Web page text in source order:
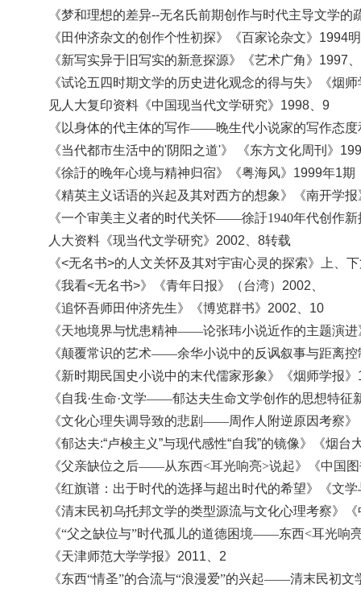
《梦和理想的差异--无名氏前期创作与时代主导文学的
《田仲济杂文的创作个性初探》
《百家论杂文》 1994
《新写实异于旧写实的新意探源》
《艺术广角》 1997
《试论五四时期文学的历史进化观念的得与失》《烟
见人大复印资料《中国现当代文学研究》 1998、9
《以身体的代主体的写作——晚生代小说家的写作态度
《当代都市生活中的'阴阳之道'》 《东方文化周刊》
《徐訏的晚年心境与精神归宿》《粤海风》 1999年1期
《精英主义话语的兴起及其对西方的想象》
《南开学报
《一个审美主义者的时代关怀——徐訏1940年代创作新
人大资料《现当代文学研究》 2002、8转载
《<无名书>的人文关怀及其对宇宙心灵的探索》上、
《我看<无名书>》《青年日报》（台湾）2002、
《追怀吾师田仲济先生》《博览群书》 2002、10
《天地境界与忧患精神——论张玮小说近作的主题演进
《颠覆常识的艺术——余华小说中的反讽叙事与距离控
《新时期民国史小说中的末代儒家形象》《烟师学报》
《自我·生命·文学——郁达夫生命文学创作的思想特征
《文化心理失调导致的悲剧——周作人附逆原因考察》
《郁达夫:“卢梭主义”与现代感性“自我”的镜像》《烟台
《父亲缺位之后——从东西<耳光响亮>说起》《中国图
《红旗谱：出于时代的选择与超出时代的希望》《文
《清末民初乌托邦文学的类型源流与文化心理考察》
《“父之缺位与”时代孤儿的道德困境——东西<耳光响
《天津师范大学学报》 2011、2
《东西“情圣”的合流与“浪漫爱”的兴起——清末民初文